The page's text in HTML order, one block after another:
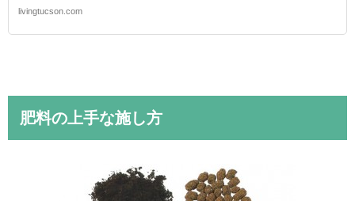
livingtucson.com
肥料の上手な施し方